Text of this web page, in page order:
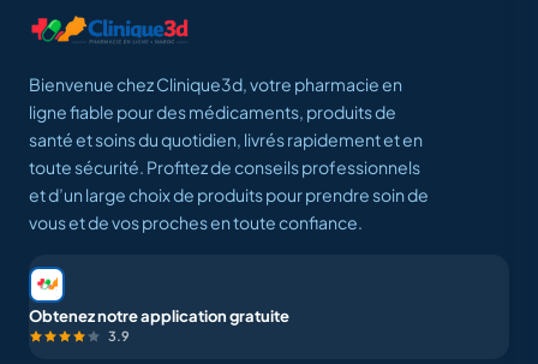
Bienvenue chez Clinique3d, votre pharmacie en
ligne fiable pour des médicaments, produits de
santé et soins du quotidien, livrés rapidement et en
toute sécurité. Profitez de conseils professionnels
et d’un large choix de produits pour prendre soin de
vous et de vos proches en toute confiance.
Obtenez notre application gratuite
3.9